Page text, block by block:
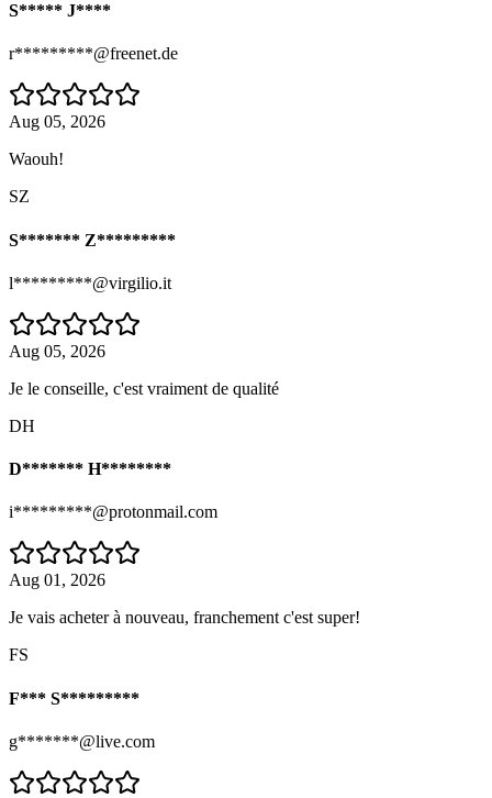
S***** J****
r*********@freenet.de
Aug 05, 2026
Waouh!
SZ
S******* Z*********
l*********@virgilio.it
Aug 05, 2026
Je le conseille, c'est vraiment de qualité
DH
D******* H********
i*********@protonmail.com
Aug 01, 2026
Je vais acheter à nouveau, franchement c'est super!
FS
F*** S*********
g*******@live.com